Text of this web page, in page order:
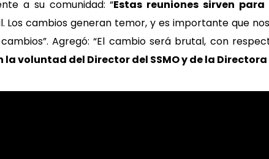
a su comunidad: “Estas reuniones sirven
Los cambios generan temor, y es importante que
Agregó: “El cambio será brutal, con
la voluntad del Director del SSMO y de la